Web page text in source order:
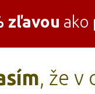
zľavou ako
, že v